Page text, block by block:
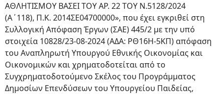
ΑΘΛΗΤΙΣΜΟΥ ΒΑΣΕΙ ΤΟΥ ΑΡ. 22 ΤΟΥ Ν.5128/2024
(Α΄118), Π.Κ. 2014ΣΕ04700000», που έχει εγκριθεί στη
Συλλογική Απόφαση Έργων (ΣΑΕ) 445/2 με την υπό
στοιχεία 10828/23-08-2024 (ΑΔΑ: ΡΘ16Η-5ΚΠ) απόφαση
του Αναπληρωτή Υπουργού Εθνικής Οικονομίας και
Οικονομικών και χρηματοδοτείται από το
Συγχρηματοδοτούμενο Σκέλος του Προγράμματος
Δημοσίων Επενδύσεων του Υπουργείου Παιδείας,